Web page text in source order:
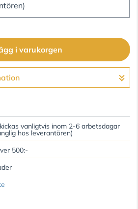
i varukorgen
Gå till kassan
vanligtvis inom 2-6 arbetsdagar
hos leverantören)
500:-